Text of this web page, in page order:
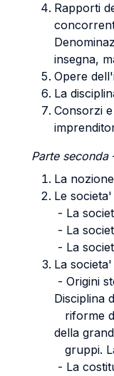
Rapporti
insegna,
Opere
La
Consorzi
Parte seconda
La
Le
- La
- La
- La
La
- Origini
Disciplina
riforme
della
gruppi.
- La